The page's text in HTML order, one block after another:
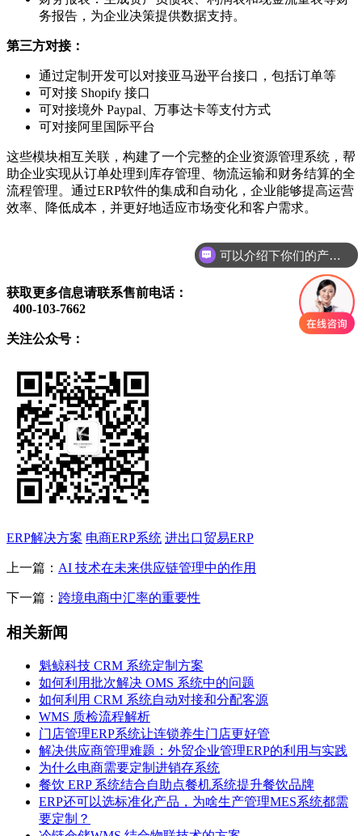
务报告，为企业决策提供数据支持。
第三方对接：
通过定制开发可以对接亚马逊平台接口，包括订单等
可对接 Shopify 接口
可对接境外 Paypal、万事达卡等支付方式
可对接阿里国际平台
这些模块相互关联，构建了一个完整的企业资源管理系统，帮
助企业实现从订单处理到库存管理、物流运输和财务结算的全
流程管理。通过ERP软件的集成和自动化，企业能够提高运营
效率、降低成本，并更好地适应市场变化和客户需求。
获取更多信息请联系售前电话：
400-103-7662
关注公众号：
ERP解决方案 电商ERP系统 进出口贸易ERP
上一篇： AI 技术在未来供应链管理中的作用
下一篇： 跨境电商中汇率的重要性
相关新闻
魁鲸科技 CRM 系统定制方案
如何利用批次解决 OMS 系统中的问题
如何利用 CRM 系统自动对接和分配客源
WMS 质检流程解析
门店管理ERP系统让连锁养生门店更好管
解决供应商管理难题：外贸企业管理ERP的利用与实践
为什么电商需要定制进销存系统
餐饮 ERP 系统结合自助点餐机系统提升餐饮品牌
ERP还可以选标准化产品，为啥生产管理MES系统都需
要定制？
可以介绍下你们的产品么